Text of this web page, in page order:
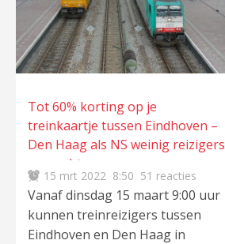
de daluren. Die korting geldt
echter alleen bij NS-treinen. Bij
glimble wordt de korting ook
gegeven bij treinen van Arriva.
gegeven bij de bussen van
Arriva. NS doet eveneens mee.
Glimble is te downloaden in de
Play Store van Google en via de
App Store van Apple. Daluren
zijn: Werkdagen tussen lees
meer…
Tot 60% korting op je
treinkaartje tussen Eindhoven –
Den Haag als NS weinig reizigers
verwacht
15 mrt 2022 8:50 51 reacties
Vanaf dinsdag 15 maart 9:00 uur
kunnen treinreizigers tussen
Eindhoven en Den Haag in